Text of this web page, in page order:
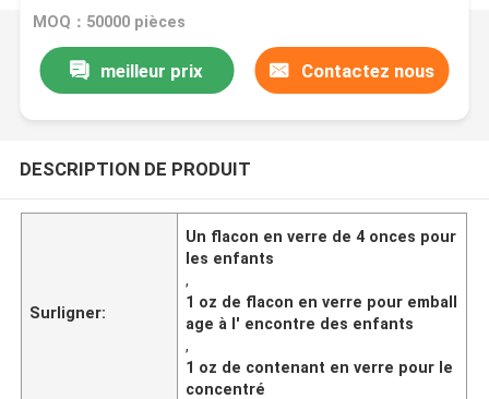
l'épreuve des enfants Bocal en verre avec le logo
du couvercle CR
MOQ：50000 pièces
meilleur prix Contactez nous
DESCRIPTION DE PRODUIT
Surligner:
Un flacon en verre de 4 onces pour
les enfants
,
1 oz de flacon en verre pour emball
age à l' encontre des enfants
,
1 oz de contenant en verre pour le
concentré